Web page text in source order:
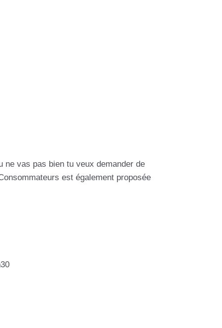
ne vas pas bien tu veux demander de
est également proposée